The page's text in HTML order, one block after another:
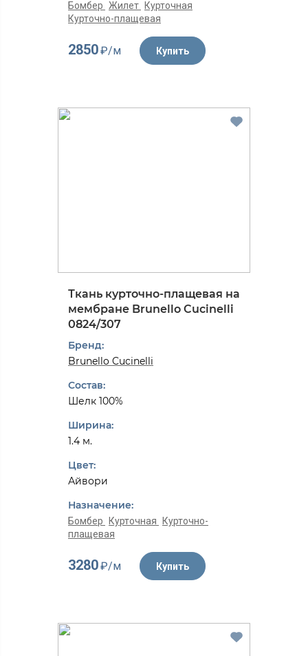
Бомбер Жилет
Курточная
Курточно-плащевая
2850₽/м Купить
Ткань курточно-плащевая на
мембране Brunello Cucinelli
0824/307
Бренд:
Brunello Cucinelli
Состав:
Шелк 100%
Ширина:
1.4 м.
Цвет:
Айвори
Назначение:
Бомбер Курточная
Курточно-
плащевая
3280₽/м Купить